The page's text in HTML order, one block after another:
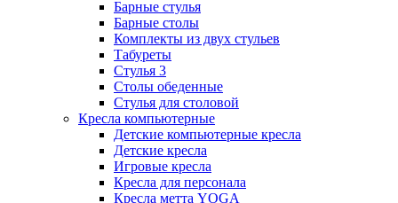
Барные стулья
Барные столы
Комплекты из двух стульев
Табуреты
Стулья 3
Столы обеденные
Стулья для столовой
Кресла компьютерные
Детские компьютерные кресла
Детские кресла
Игровые кресла
Кресла для персонала
Кресла метта YOGA